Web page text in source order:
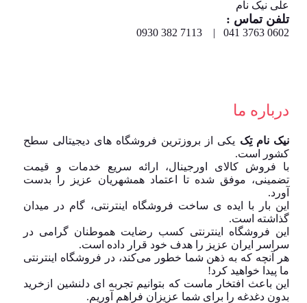
علی نیک نام
تلفن تماس :
0602 3763 041 | 7113 382 0930
درباره ما
نیک نام تِک یکی از بروزترین فروشگاه های دیجیتالی سطح
کشور است.
با فروش کالای اورجینال، ارائه سریع خدمات و قیمت
تضمینی، موفق شده تا اعتماد همشهریان عزیز را بدست
آورد.
این بار با ایده ی ساخت فروشگاه اینترنتی، گام در میدان
گذاشته است.
این فروشگاه اینترنتی کسب رضایت هموطنان گرامی در
سراسر ایران عزیز را هدف خود قرار داده است.
هر آنچه که به ذهن شما خطور می‌کند، در فروشگاه اینترنتی
ما پیدا خواهید کرد!
این باعث افتخار ماست که بتوانیم تجربه ای دلنشین ازخرید
بدون دغدغه را برای شما عزیزان فراهم آوریم.